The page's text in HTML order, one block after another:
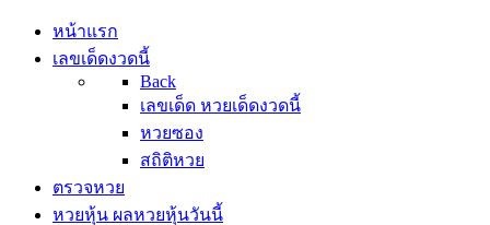
หน้าแรก
เลขเด็ดงวดนี้
Back
เลขเด็ด หวยเด็ดงวดนี้
หวยซอง
สถิติหวย
ตรวจหวย
หวยหุ้น ผลหวยหุ้นวันนี้